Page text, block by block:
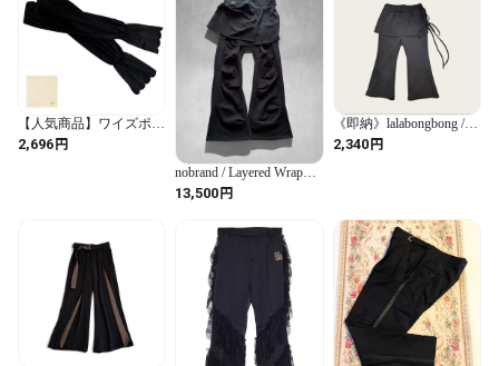
【人気商品】ワイズポー
ト 腕まくりが出来る 冷
感UVアームカバー BK
2,696円
nobrand / Layered Wrap
Skirt Pants
13,500円
《即納》lalabongbong /
side wrap pants 26spring
2,340円